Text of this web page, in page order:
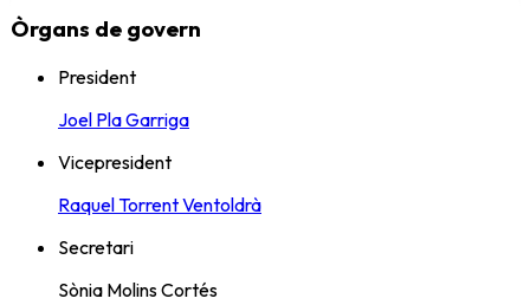
Òrgans de govern
President
Joel Pla Garriga
Vicepresident
Raquel Torrent Ventoldrà
Secretari
Sònia Molins Cortés